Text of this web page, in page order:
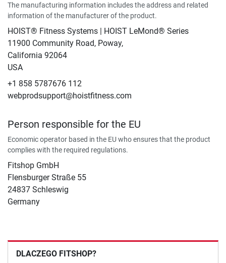
The manufacturing information includes the address and related
information of the manufacturer of the product.
HOIST® Fitness Systems | HOIST LeMond® Series
11900 Community Road, Poway,
California 92064
USA
+1 858 5787676 112
webprodsupport@hoistfitness.com
Person responsible for the EU
Economic operator based in the EU who ensures that the product
complies with the required regulations.
Fitshop GmbH
Flensburger Straße 55
24837 Schleswig
Germany
DLACZEGO FITSHOP?